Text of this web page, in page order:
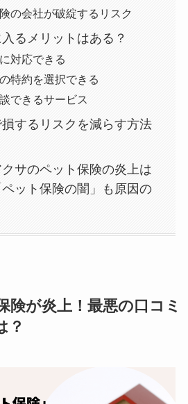
の会社が破綻するリスク
るメリットはある？
対応できる
特約を選択できる
できるサービス
するリスクを減らす方法
クサのペット保険の炎上は
ット保険の闇」も原因の
険が炎上！最悪の口コミ
？